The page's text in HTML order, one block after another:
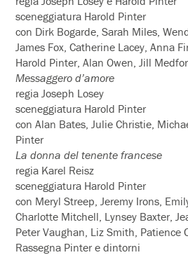
sceneggiatura Harold Pinter
con Dirk Bogarde, Sarah Miles,
James Fox, Catherine Lacey, Anna
Harold Pinter, Alan Owen, Jill
Messaggero d’amore
regia Joseph Losey
sceneggiatura Harold Pinter
con Alan Bates, Julie Christie,
Pinter
La donna del tenente francese
regia Karel Reisz
sceneggiatura Harold Pinter
con Meryl Streep, Jeremy Irons,
Charlotte Mitchell, Lynsey Baxter,
Peter Vaughan, Liz Smith, Patience
Rassegna Pinter e dintorni